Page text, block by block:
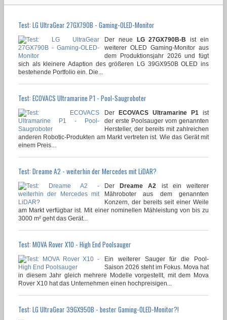
Test: LG UltraGear 27GX790B - Gaming-OLED-Monitor
Der neue LG 27GX790B-B
ist ein
weiterer OLED Gaming-Monitor aus
dem Produktionsjahr 2026 und fügt
sich als kleinere Adaption des größeren LG 39GX950B OLED ins
bestehende Portfolio ein. Die...
Test: ECOVACS Ultramarine P1 - Pool-Saugroboter
Der ECOVACS Ultramarine P1 ist
der erste Poolsauger vom genannten
Hersteller, der bereits mit zahlreichen
anderen Robotic-Produkten am Markt vertreten ist. Wie das Gerät mit
einem Preis...
Test: Dreame A2 - weiterhin der Mercedes mit LiDAR?
Der Dreame A2 ist ein weiterer
Mähroboter aus dem genannten
Konzern, der bereits seit einer Weile
am Markt verfügbar ist. Mit einer nominellen Mähleistung von bis zu
3000 m² geht das Gerät...
Test: MOVA Rover X10 - High End Poolsauger
Ein weiterer Sauger für die Pool-
Saison 2026 steht im Fokus. Mova hat
in diesem Jahr gleich mehrere Modelle vorgestellt, mit dem Mova
Rover X10 hat das Unternehmen einen hochpreisigen...
Test: LG UltraGear 39GX950B - bester Gaming-OLED-Monitor?!